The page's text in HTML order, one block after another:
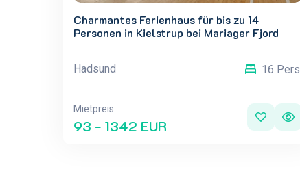
Charmantes Ferienhaus für bis zu 14
Personen in Kielstrup bei Mariager Fjord
Hadsund 16 Pers.
Mietpreis
93 - 1342 EUR